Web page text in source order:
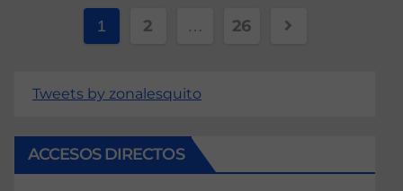
1 2 … 26
Tweets by zonalesquito
ACCESOS DIRECTOS